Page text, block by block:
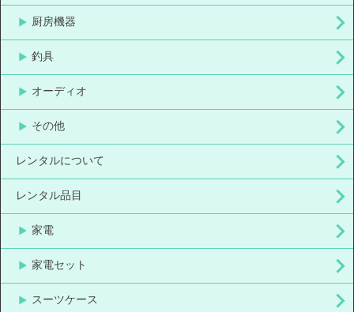
厨房機器
釣具
オーディオ
その他
レンタルについて
レンタル品目
家電
家電セット
スーツケース